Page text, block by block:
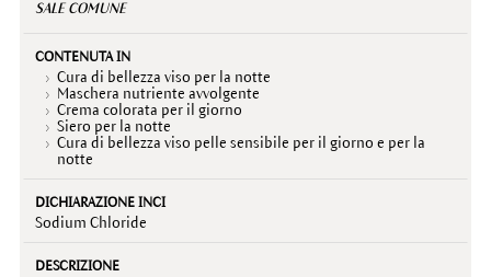
SALE COMUNE
Cura di bellezza viso per la notte
Maschera nutriente avvolgente
Crema colorata per il giorno
Siero per la notte
Cura di bellezza viso pelle sensibile per il giorno e per la
notte
Sodium Chloride